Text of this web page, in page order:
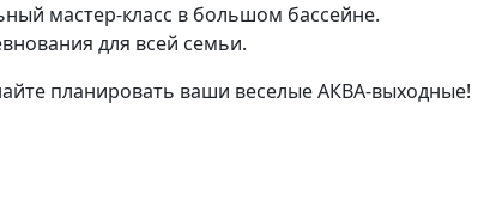
мастер-класс в большом бассейне.
для всей семьи.
планировать ваши веселые АКВА-выходные!